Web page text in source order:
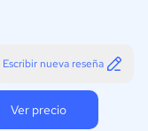
Escribir nueva reseña
Ver precio